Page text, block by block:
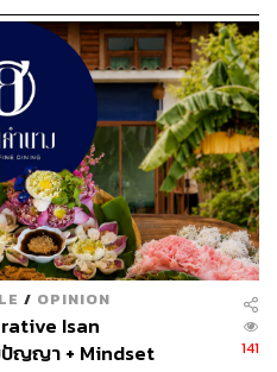
/ OPINION
Isan
ปัญญา + Mindset
141